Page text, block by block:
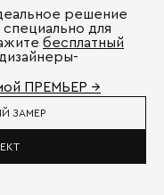
решение
для
бесплатный
ПРЕМЬЕР →
ЗАМЕР